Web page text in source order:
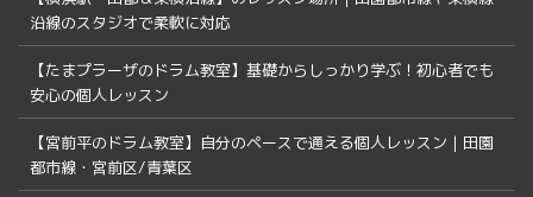
沿線のスタジオで柔軟に対応
【たまプラーザのドラム教室】基礎からしっかり学ぶ！初心者でも
安心の個人レッスン
【宮前平のドラム教室】自分のペースで通える個人レッスン｜田園
都市線・宮前区/青葉区